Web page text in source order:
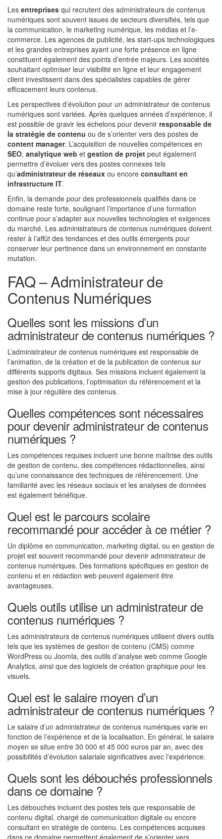
Les entreprises qui recrutent des administrateurs de contenus
numériques sont souvent issues de secteurs diversifiés, tels que
la communication, le marketing numérique, les médias et l’e-
commerce. Les agences de publicité, les start-ups technologiques
et les grandes entreprises ayant une forte présence en ligne
constituent également des points d’entrée majeurs. Les sociétés
souhaitant optimiser leur visibilité en ligne et leur engagement
client investissent dans des spécialistes capables de gérer
efficacement leurs contenus.
Les perspectives d’évolution pour un administrateur de contenus
numériques sont variées. Après quelques années d’expérience, il
est possible de gravir les échelons pour devenir responsable de
la stratégie de contenu ou de s’orienter vers des postes de
content manager. L’acquisition de nouvelles compétences en
SEO, analytique web et gestion de projet peut également
permettre d’évoluer vers des postes connexes tels
qu’administrateur de réseaux ou encore consultant en
infrastructure IT.
Enfin, la demande pour des professionnels qualifiés dans ce
domaine reste forte, soulignant l’importance d’une formation
continue pour s’adapter aux nouvelles technologies et exigences
du marché. Les administrateurs de contenus numériques doivent
rester à l’affût des tendances et des outils émergents pour
conserver leur pertinence dans un environnement en constante
mutation.
FAQ – Administrateur de
Contenus Numériques
Quelles sont les missions d’un
administrateur de contenus numériques ?
L’administrateur de contenus numériques est responsable de
l’animation, de la création et de la publication de contenus sur
différents supports digitaux. Ses missions incluent également la
gestion des publications, l’optimisation du référencement et la
mise à jour régulière des contenus.
Quelles compétences sont nécessaires
pour devenir administrateur de contenus
numériques ?
Les compétences requises incluent une bonne maîtrise des outils
de gestion de contenu, des compétences rédactionnelles, ainsi
qu’une connaissance des techniques de référencement. Une
familiarité avec les réseaux sociaux et les analyses de données
est également bénéfique.
Quel est le parcours scolaire
recommandé pour accéder à ce métier ?
Un diplôme en communication, marketing digital, ou en gestion de
projet est souvent recommandé pour devenir administrateur de
contenus numériques. Des formations spécifiques en gestion de
contenu et en rédaction web peuvent également être
avantageuses.
Quels outils utilise un administrateur de
contenus numériques ?
Les administrateurs de contenus numériques utilisent divers outils
tels que les systèmes de gestion de contenu (CMS) comme
WordPress ou Joomla, des outils d’analyse web comme Google
Analytics, ainsi que des logiciels de création graphique pour les
visuels.
Quel est le salaire moyen d’un
administrateur de contenus numériques ?
Le salaire d’un administrateur de contenus numériques varie en
fonction de l’expérience et de la localisation. En général, le salaire
moyen se situe entre 30 000 et 45 000 euros par an, avec des
possibilités d’évolution salariale significatives avec l’expérience.
Quels sont les débouchés professionnels
dans ce domaine ?
Les débouchés incluent des postes tels que responsable de
contenu digital, chargé de communication digitale ou encore
consultant en stratégie de contenu. Les compétences acquises
dans ce domaine permettent également de s’orienter vers